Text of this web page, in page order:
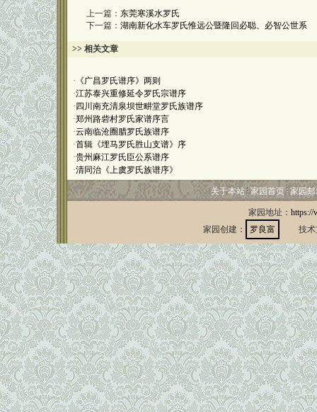
上一篇： 东莞寒溪水罗氏
下一篇： 湖南新化水车罗氏惟远公暨隆回必聪、必智公世系
>> 相关文章
· 《广昌罗氏谱序》两则
·江苏泰兴重修延令罗氏宗谱序
· 四川南充清泉坝世畊堂罗氏族谱序
·郑州路砦村罗氏家谱序言
·云南临沧圈腊罗氏族谱序
·首辑《埋马罗氏胜山支谱》序
·贵州麻江罗氏臣公系谱序
·清同治《上虞罗氏族谱序》
关于本站 家园首页 家园
家园地址： https://
家园创建：
罗良富 技术